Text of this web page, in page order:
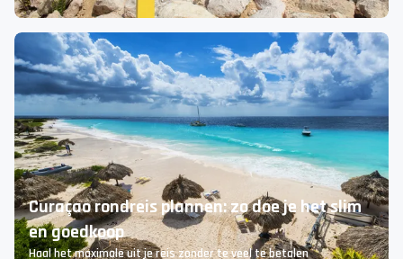
De leukste tips voor Curaçao!
Curaçao rondreis plannen: zo doe je het slim
en goedkoop